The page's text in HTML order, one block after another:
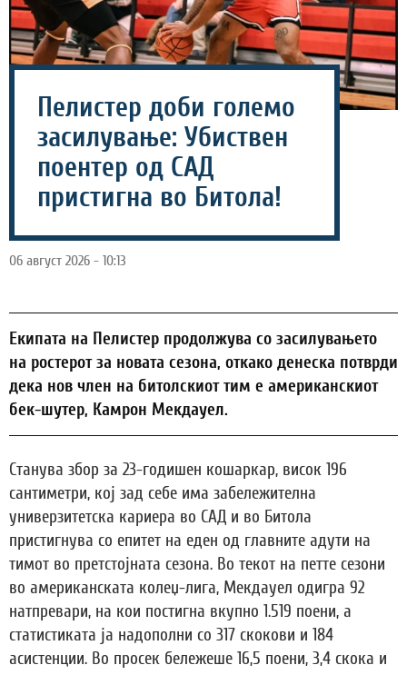
Пелистер доби големо
засилување: Убиствен
поентер од САД
пристигна во Битола!
06 август 2026 - 10:13
Екипата на Пелистер продолжува со засилувањето
на ростерот за новата сезона, откако денеска потврди
дека нов член на битолскиот тим е американскиот
бек-шутер, Камрон Мекдауел.
Станува збор за 23-годишен кошаркар, висок 196
сантиметри, кој зад себе има забележителна
универзитетска кариера во САД и во Битола
пристигнува со епитет на еден од главните адути на
тимот во претстојната сезона. Во текот на петте сезони
во американската колеџ-лига, Мекдауел одигра 92
натпревари, на кои постигна вкупно 1.519 поени, а
статистиката ја надополни со 317 скокови и 184
асистенции. Во просек бележеше 16,5 поени, 3,4 скока и